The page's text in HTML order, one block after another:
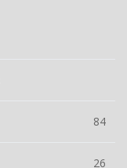
84
26